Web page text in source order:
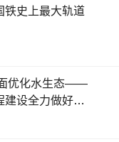
铁史上最大轨道
优化水生态——
建设全力做好治